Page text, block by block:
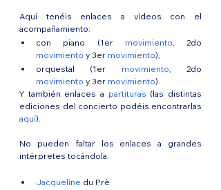
Aquí tenéis enlaces a vídeos con el
acompañamiento:
con piano (1er movimiento
movimiento y 3er movimiento),
orquestal (1er movimiento
movimiento y 3er movimiento).
Y también enlaces a partituras (las distintas
aquí).
No pueden faltar los enlaces a grandes
intérpretes tocándola:
Jacqueline du Prè